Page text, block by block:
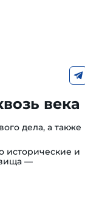
века
дела, а также
исторические и
—